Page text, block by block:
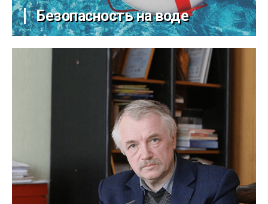
Безопасность на воде